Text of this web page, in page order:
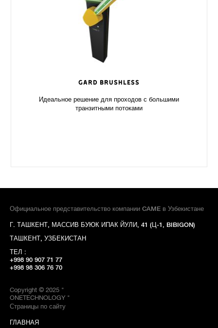
GARD Brushless
Идеальное решение для проходов с большими
транзитными потоками
Официальное представительство компании CAME в Узбекистане
Г. ТАШКЕНТ, МАССИВ БУЮК ИПАК ЙУЛИ, 41 (Ц-1, BIBIGON)
ТАШКЕНТ, УЗБЕКИСТАН
ТЕЛ :
+998 90 907 71 77
+998 98 306 76 70
Copyright © 2025 "
ONETECHNOLOGY "
Страницы по сайту
ГЛАВНАЯ